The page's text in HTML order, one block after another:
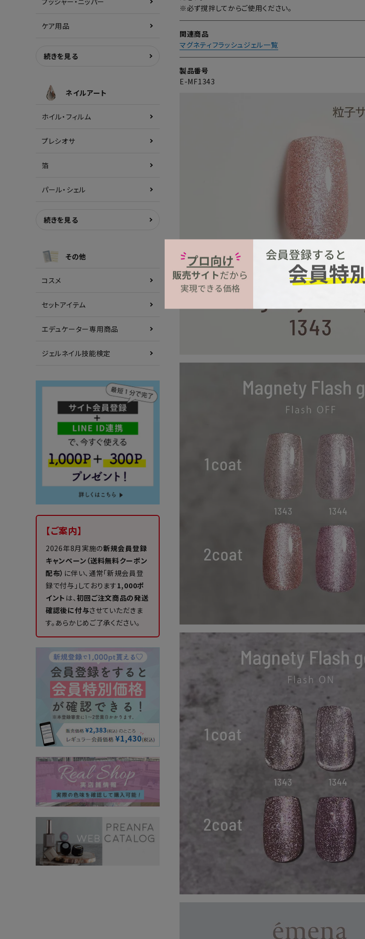
ケア用品
続きを見る
ネイルアート
ホイル・フィルム
プレシオサ
箔
パール・シェル
続きを見る
その他
コスメ
セットアイテム
エデュケーター専用商品
ジェルネイル技能検定
【ご案内】
2026年8月実施の新規会員登録
キャンペーン（送料無料クーポン
配布） に伴い、通常「新規会員登
録で付与」しております1,000ポ
イント は、初回ご注文商品の発送
確認後に付与させていただきま
す。あらかじめご了承ください。
※必ず撹拌してからご使用ください。
関連商品
マグネティフラッシュジェル一覧
製品番号
E-MF1343